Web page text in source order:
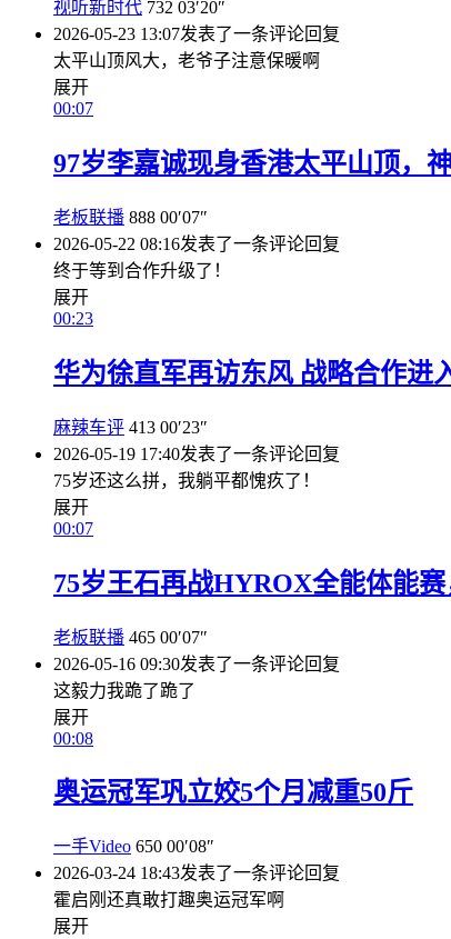
视听新时代 732 03′20″
2026-05-23 13:07发表了一条评论回复
太平山顶风大，老爷子注意保暖啊
展开
00:07
97岁李嘉诚现身香港太平山顶，
老板联播 888 00′07″
2026-05-22 08:16发表了一条评论回复
终于等到合作升级了！
展开
00:23
华为徐直军再访东风 战略合作进
麻辣车评 413 00′23″
2026-05-19 17:40发表了一条评论回复
75岁还这么拼，我躺平都愧疚了！
展开
00:07
75岁王石再战HYROX全能体能
老板联播 465 00′07″
2026-05-16 09:30发表了一条评论回复
这毅力我跪了跪了
展开
00:08
奥运冠军巩立姣5个月减重50斤
一手Video 650 00′08″
2026-03-24 18:43发表了一条评论回复
霍启刚还真敢打趣奥运冠军啊
展开